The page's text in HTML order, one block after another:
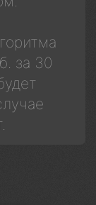
за 30